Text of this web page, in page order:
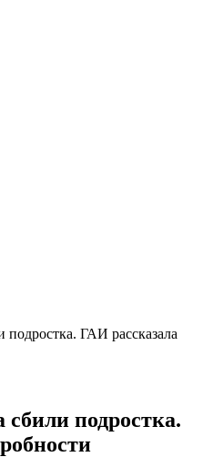
подростка. ГАИ рассказала
сбили подростка.